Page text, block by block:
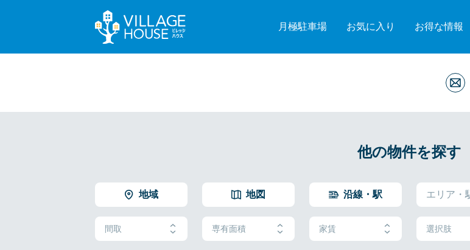
月極駐車場 お気に入り お得な情報
他の物件を探す
地域 地図 沿線・駅
間取 専有面積 家賃 選択肢